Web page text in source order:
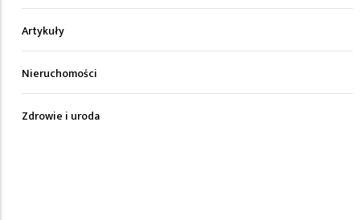
Artykuły
Nieruchomości
Zdrowie i uroda